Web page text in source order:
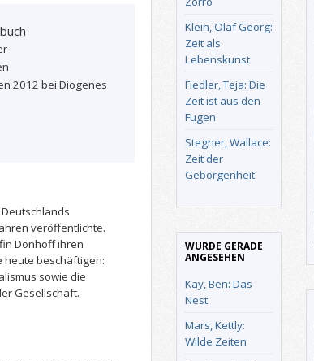
2012 bei Diogenes
veröffentlichte.
Dönhoff ihren
heute beschäftigen:
sowie die
Gesellschaft.
Klein, Olaf Georg:
Zeit als
Lebenskunst
Fiedler, Teja: Die
Zeit ist aus den
Fugen
Stegner, Wallace:
Zeit der
Geborgenheit
WURDE GERADE
ANGESEHEN
Kay, Ben: Das
Nest
Mars, Kettly:
Wilde Zeiten